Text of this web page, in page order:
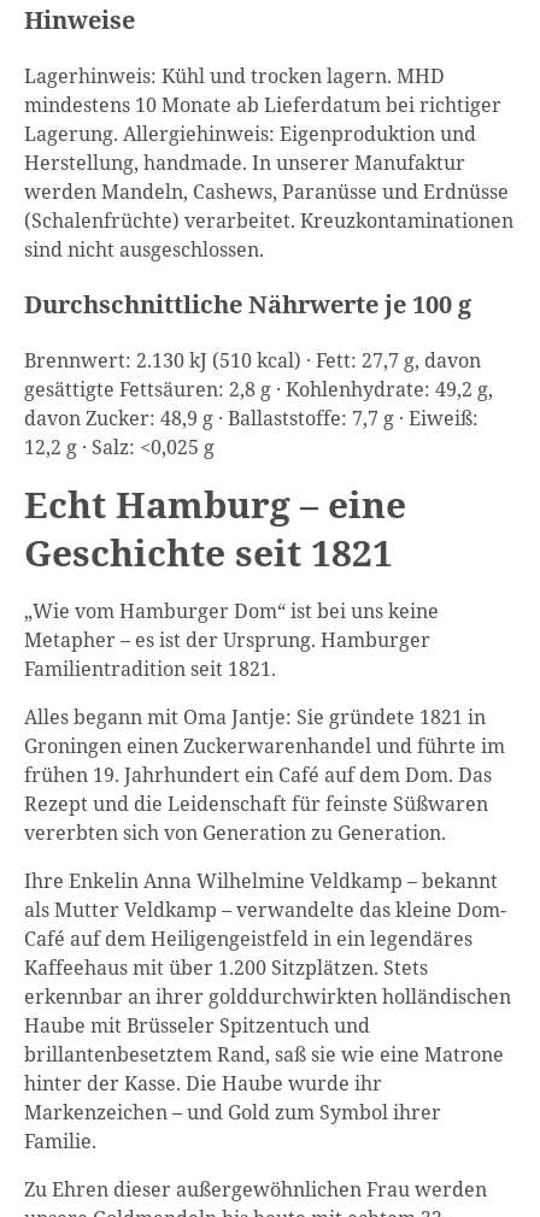
Hinweise
Lagerhinweis: Kühl und trocken lagern. MHD
mindestens 10 Monate ab Lieferdatum bei richtiger
Lagerung. Allergiehinweis: Eigenproduktion und
Herstellung, handmade. In unserer Manufaktur
werden Mandeln, Cashews, Paranüsse und Erdnüsse
(Schalenfrüchte) verarbeitet. Kreuzkontaminationen
sind nicht ausgeschlossen.
Durchschnittliche Nährwerte je 100 g
Brennwert: 2.130 kJ (510 kcal) · Fett: 27,7 g, davon
gesättigte Fettsäuren: 2,8 g · Kohlenhydrate: 49,2 g,
davon Zucker: 48,9 g · Ballaststoffe: 7,7 g · Eiweiß:
12,2 g · Salz: <0,025 g
Echt Hamburg – eine
Geschichte seit 1821
„Wie vom Hamburger Dom“ ist bei uns keine
Metapher – es ist der Ursprung. Hamburger
Familientradition seit 1821.
Alles begann mit Oma Jantje: Sie gründete 1821 in
Groningen einen Zuckerwarenhandel und führte im
frühen 19. Jahrhundert ein Café auf dem Dom. Das
Rezept und die Leidenschaft für feinste Süßwaren
vererbten sich von Generation zu Generation.
Ihre Enkelin Anna Wilhelmine Veldkamp – bekannt
als Mutter Veldkamp – verwandelte das kleine Dom-
Café auf dem Heiligengeistfeld in ein legendäres
Kaffeehaus mit über 1.200 Sitzplätzen. Stets
erkennbar an ihrer golddurchwirkten holländischen
Haube mit Brüsseler Spitzentuch und
brillantenbesetztem Rand, saß sie wie eine Matrone
hinter der Kasse. Die Haube wurde ihr
Markenzeichen – und Gold zum Symbol ihrer
Familie.
Zu Ehren dieser außergewöhnlichen Frau werden